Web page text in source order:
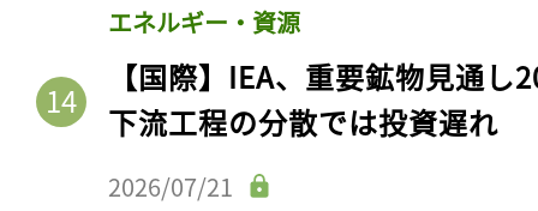
エネルギー・資源
【国際】IEA、重要鉱物見通
下流工程の分散では投資遅れ
2026/07/21